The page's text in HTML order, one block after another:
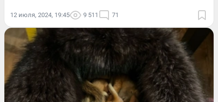
12 июля, 2024, 19:45 9 511 71